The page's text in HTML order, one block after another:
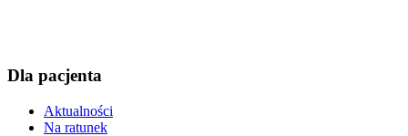
Dla pacjenta
Aktualności
Na ratunek